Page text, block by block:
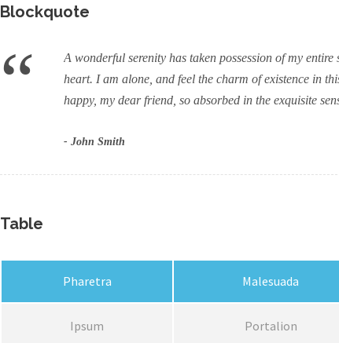
Blockquote
“
A wonderful serenity has taken possession of my
heart. I am alone, and feel the charm of existence in
happy, my dear friend, so absorbed in the exquisite
John Smith
Table
Pharetra Malesuada
Ipsum Portalion